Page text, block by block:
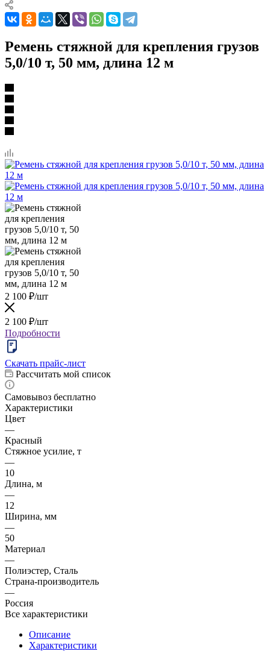
Ремень стяжной для крепления грузов
5,0/10 т, 50 мм, длина 12 м
2 100 ₽/шт
2 100 ₽/шт
Подробности
Скачать прайс-лист
Рассчитать мой список
Самовывоз бесплатно
Характеристики
Цвет
—
Красный
Стяжное усилие, т
—
10
Длина, м
—
12
Ширина, мм
—
50
Материал
—
Полиэстер, Сталь
Страна-производитель
—
Россия
Все характеристики
Описание
Характеристики